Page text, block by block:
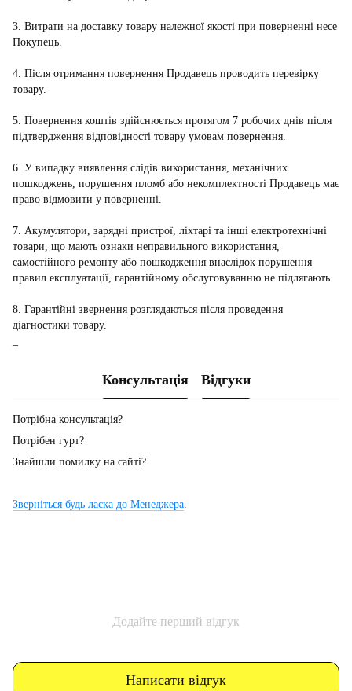
3. Витрати на доставку товару належної якості при поверненні несе
Покупець.
4. Після отримання повернення Продавець проводить перевірку
товару.
5. Повернення коштів здійснюється протягом 7 робочих днів після
підтвердження відповідності товару умовам повернення.
6. У випадку виявлення слідів використання, механічних
пошкоджень, порушення пломб або некомплектності Продавець має
право відмовити у поверненні.
7. Акумулятори, зарядні пристрої, ліхтарі та інші електротехнічні
товари, що мають ознаки неправильного використання,
самостійного ремонту або пошкодження внаслідок порушення
правил експлуатації, гарантійному обслуговуванню не підлягають.
8. Гарантійні звернення розглядаються після проведення
діагностики товару.
Консультація Відгуки
Потрібна консультація?
Потрібен гурт?
Знайшли помилку на сайті?
Зверніться будь ласка до Менеджера
Додайте перший відгук
Написати відгук